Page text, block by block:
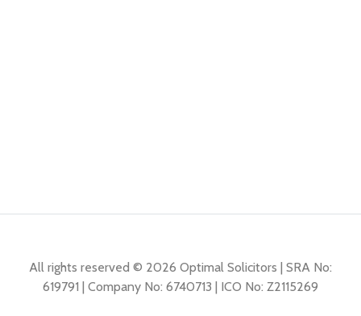
All rights reserved © 2026 Optimal Solicitors | SRA No:
619791 | Company No: 6740713 | ICO No: Z2115269